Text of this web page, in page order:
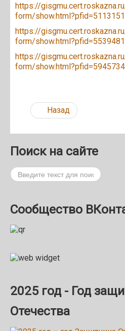
https://
form/
https://
form/
https://
form/
Назад
Поиск на сайте
Поиск
Сообщество
2025 год - Год
Отечества